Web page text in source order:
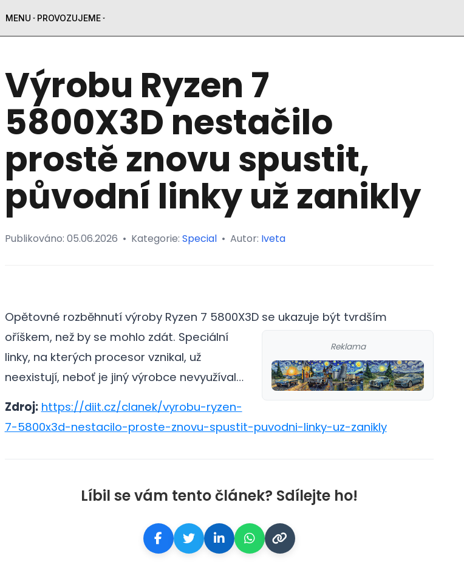
MENU PROVOZUJEME
Výrobu Ryzen 7
5800X3D nestačilo
prostě znovu spustit,
původní linky už zanikly
Publikováno: 05.06.2026 • Kategorie: Special • Autor: Iveta
Opětovné rozběhnutí výroby Ryzen 7 5800X3D se ukazuje být tvrdším
oříškem, než by se mohlo zdát.
Reklama
Speciální
linky, na kterých procesor vznikal, už
neexistují, neboť je jiný výrobce nevyužíval…
Zdroj: https://diit.cz/clanek/vyrobu-ryzen-
7-5800x3d-nestacilo-proste-znovu-spustit-puvodni-linky-uz-zanikly
Líbil se vám tento článek? Sdílejte ho!